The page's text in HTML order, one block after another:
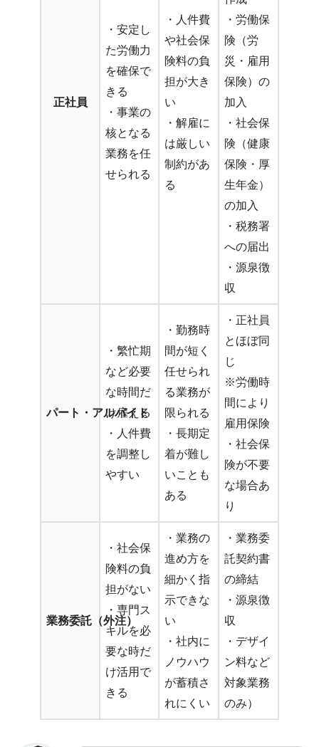
正社員
・安定し
た労働力
を確保で
きる
・事業の
核となる
業務を任
せられる
・人件費
や社会保
険料の負
担が大き
い
・解雇に
は厳しい
制約があ
る
・労働保
険（労
災・雇用
保険）の
加入
・社会保
険（健康
保険・厚
生年金）
の加入
・税務署
への届出
・源泉徴
収
パート・アルバイト
・繁忙期
など必要
な時間だ
け雇える
・人件費
を調整し
やすい
・勤務時
間が短く
任せられ
る業務が
限られる
・長期定
着が難し
いことも
ある
・正社員
とほぼ同
じ
※労働時
間により
雇用保険
・社会保
険が不要
な場合あ
り
業務委託（外注）
・社会保
険料の負
担がない
・専門ス
キルを必
要な時だ
け活用で
きる
・業務の
進め方を
細かく指
示できな
い
・社内に
ノウハウ
が蓄積さ
れにくい
・業務委
託契約書
の締結
・源泉徴
収
・デザイ
ン料など
対象業務
のみ）